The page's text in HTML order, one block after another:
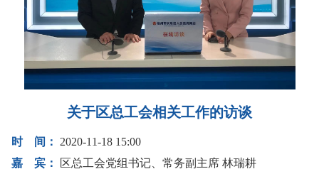
关于区总工会相关工作的访谈
时 间：
2020-11-18 15:00
嘉 宾：
区总工会党组书记、常务副主席 林瑞耕